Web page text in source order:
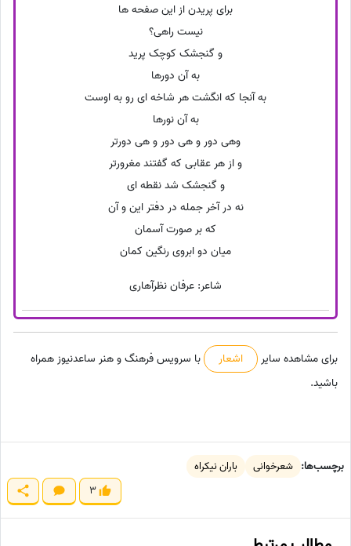
برای پریدن از این صفحه ها
نیست راهی؟
و گنجشک کوچک پرید
به آن دورها
به آنجا که انگشت هر شاخه ای رو به اوست
به آن نورها
وهی دور و هی دور و هی دورتر
و از هر عقابی که گفتند مغرورتر
و گنجشک شد نقطه ای
نه در آخر جمله در دفتر این و آن
که بر صورت آسمان
میان دو ابروی رنگین کمان
شاعر: عرفان نظرآهاری
برای مشاهده سایر اشعار
با سرویس فرهنگ و هنر ساعدنیوز همراه
باشید.
برچسب‌ها: شعرخوانی
باران نیکراه
3